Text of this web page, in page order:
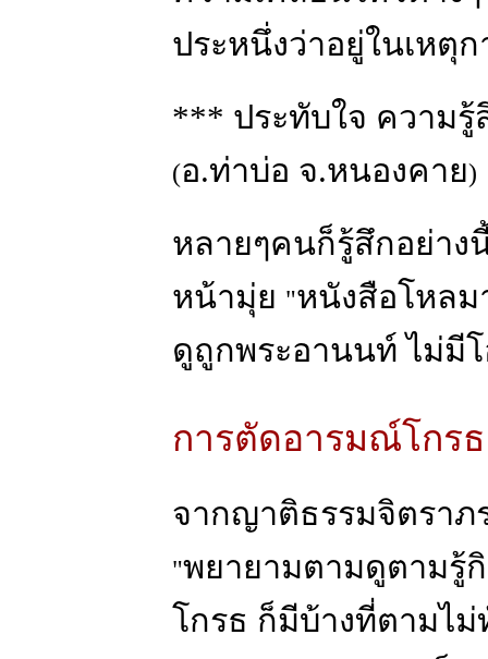
ประหนึ่งว่าอยู่ในเหตุ
*** ประทับใจ ความ
(อ.ท่าบ่อ จ.หนองคาย)
หลายๆคนก็รู้สึกอย่า
หน้ามุ่ย "หนังสือโหลม
ดูถูกพระอานนท์ ไม่มี
การตัดอารมณ์โกรธ
จากญาติธรรมจิตรา
"พยายามตามดูตามรู้กิ
โกรธ ก็มีบ้างที่ตามไ